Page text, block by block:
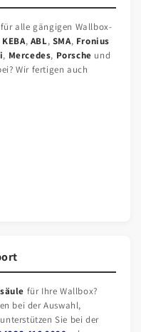
für alle gängigen Wallbox-
KEBA, ABL, SMA, Fronius
, Mercedes, Porsche und
Wir fertigen auch
für Ihre Wallbox?
bei der Auswahl,
Sie bei der